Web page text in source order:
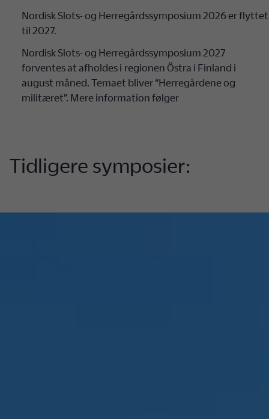
Nordisk Slots- og Herregårdssymposium 2026 er flyttet
til 2027.
Nordisk Slots- og Herregårdssymposium 2027
forventes at afholdes i regionen Östra i Finland i
august måned. Temaet bliver “Herregårdene og
militæret”. Mere information følger
Tidligere symposier: